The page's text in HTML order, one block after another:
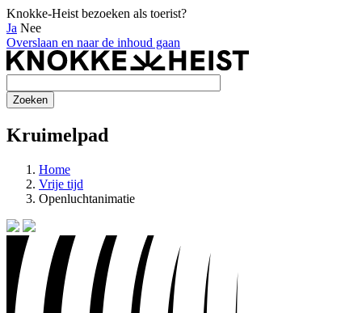
Knokke-Heist bezoeken als toerist?
Ja Nee
Overslaan en naar de inhoud gaan
Kruimelpad
Home
Vrije tijd
Openluchtanimatie